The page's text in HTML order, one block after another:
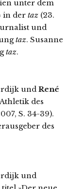
unter dem
in der taz (23.
und
taz. Susanne
taz.
und René
des
S. 34-39).
des
und